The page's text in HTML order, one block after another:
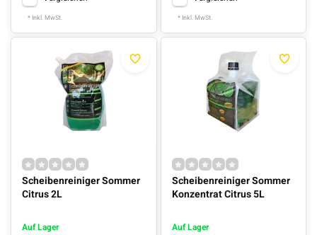
* Inkl. MwSt. * Inkl. MwSt.
Scheibenreiniger Sommer
Citrus 2L
Auf Lager
Scheibenreiniger Sommer
Konzentrat Citrus 5L
Auf Lager